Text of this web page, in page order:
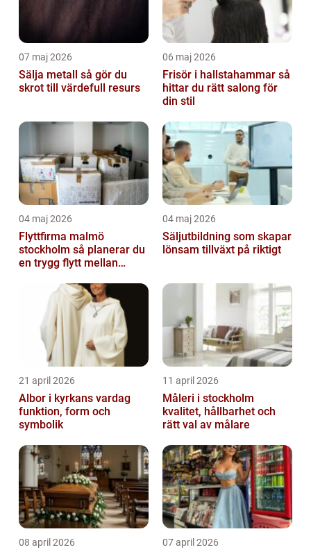
07 maj 2026
Sälja metall så gör du
skrot till värdefull resurs
06 maj 2026
Frisör i hallstahammar så
hittar du rätt salong för
din stil
04 maj 2026
Flyttfirma malmö
stockholm så planerar du
en trygg flytt mellan
04 maj 2026
Säljutbildning som skapar
lönsam tillväxt på riktigt
21 april 2026
Albor i kyrkans vardag
funktion, form och
symbolik
11 april 2026
Måleri i stockholm
kvalitet, hållbarhet och
rätt val av målare
08 april 2026 07 april 2026